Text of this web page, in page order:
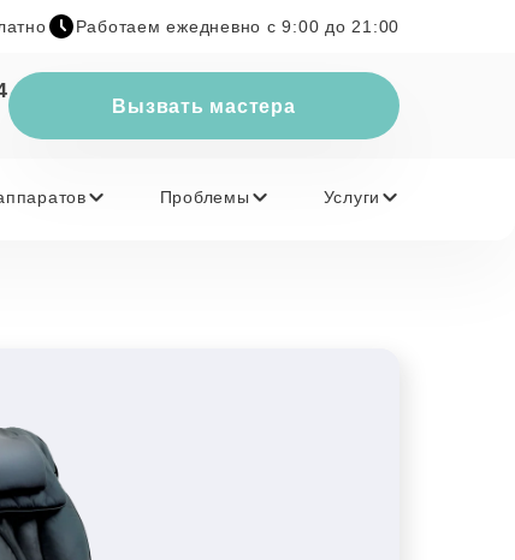
Работаем ежедневно с 9:00 до 21:00
Вызвать мастера
Проблемы Услуги